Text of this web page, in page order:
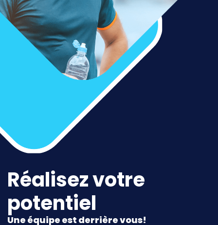
Réalisez votre
potentiel
Une équipe est derrière vous!